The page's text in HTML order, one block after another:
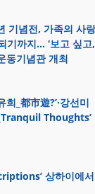
기념전, 가족의 사랑
기까지… ‘보고 싶고,
동기념관 개최
_都市遊?’·강선미
Thoughts’
상하이에서